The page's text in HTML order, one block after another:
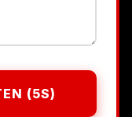
(5S)